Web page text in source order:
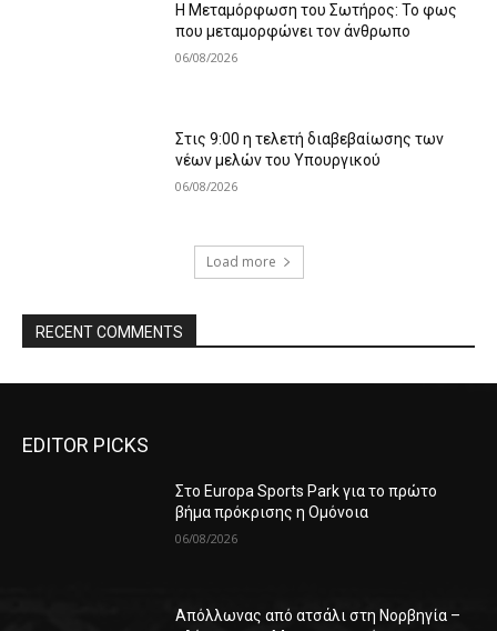
Η Μεταμόρφωση του Σωτήρος: Το φως
που μεταμορφώνει τον άνθρωπο
06/08/2026
Στις 9:00 η τελετή διαβεβαίωσης των
νέων μελών του Υπουργικού
06/08/2026
Load more
RECENT COMMENTS
EDITOR PICKS
Στο Europa Sports Park για το πρώτο
βήμα πρόκρισης η Ομόνοια
06/08/2026
Απόλλωνας από ατσάλι στη Νορβηγία –